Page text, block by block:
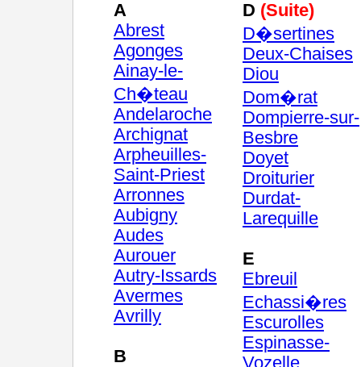
A
Abrest
Agonges
Ainay-le-
Ch�teau
Andelaroche
Archignat
Arpheuilles-
Saint-Priest
Arronnes
Aubigny
Audes
Aurouer
Autry-Issards
Avermes
Avrilly
B
D (Suite)
D�sertines
Deux-Chaises
Diou
Dom�rat
Dompierre-sur-
Besbre
Doyet
Droiturier
Durdat-
Larequille
E
Ebreuil
Echassi�res
Escurolles
Espinasse-
Vozelle